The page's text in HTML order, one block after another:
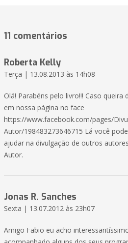
11 comentários
Roberta Kelly
Terça | 13.08.2013 às 14h08
Olá! Parabéns pelo livro!!! Caso
em nossa página no face
https://www.facebook.com/pages/
Autor/198483273646715 Lá você
ajudar na divulgação de outros
Autor.
Jonas R. Sanches
Sexta | 13.07.2012 às 23h07
Amigo Fabio eu acho